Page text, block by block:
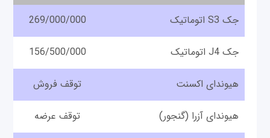
جک S3 اتوماتیک 269/000/000
جک J4 اتوماتیک 156/500/000
هیوندای اکسنت توقف فروش
هیوندای آزرا (گنجور) توقف عرضه